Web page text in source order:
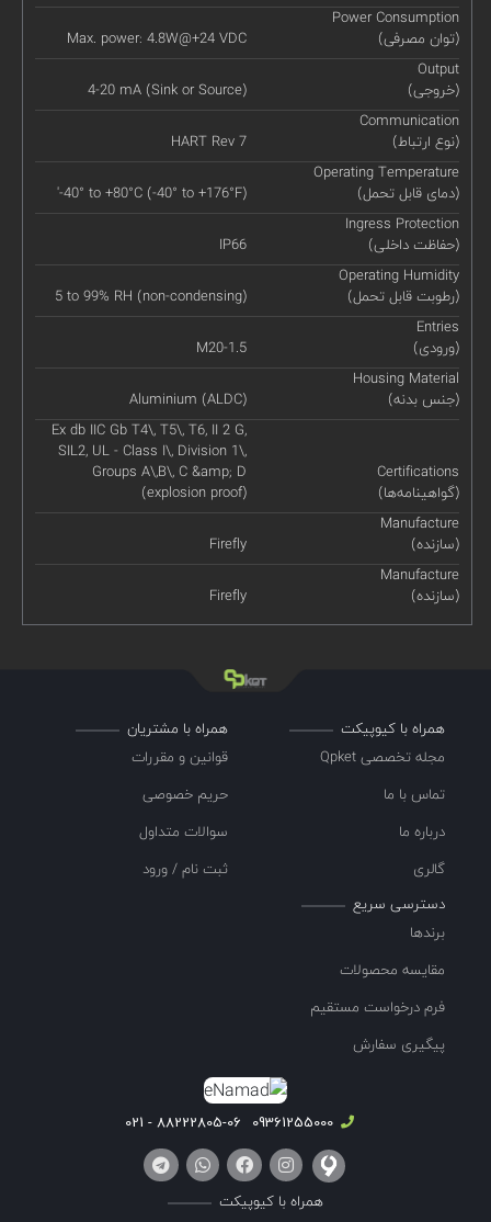
Power Consumption
(توان مصرفی)
Max. power: 4.8W@+24 VDC
Output
(خروجی)
4-20 mA (Sink or Source)
Communication
(نوع ارتباط)
HART Rev 7
Operating Temperature
(دمای قابل تحمل)
'-40° to +80°C (-40° to +176°F)
Ingress Protection
(حفاظت داخلی)
IP66
Operating Humidity
(رطوبت قابل تحمل)
5 to 99% RH (non-condensing)
Entries
(ورودی)
M20-1.5
Housing Material
(جنس بدنه)
Aluminium (ALDC)
Certifications
(گواهینامه‌ها)
Ex db IIC Gb T4\, T5\, T6, II 2 G,
SIL2, UL - Class I\, Division 1\,
Groups A\,B\, C &amp; D
(explosion proof)
Manufacture
(سازنده)
Firefly
Manufacture
(سازنده)
Firefly
همراه با کیوپیکت
مجله تخصصی Qpket
تماس با ما
درباره ما
گالری
همراه با مشتریان
قوانین و مقررات
حریم خصوصی
سوالات متداول
ثبت نام / ورود
دسترسی سریع
برندها
مقایسه محصولات
فرم درخواست مستقیم
پیگیری سفارش
09361255000
88222805-06 - 021
همراه با کیوپیکت